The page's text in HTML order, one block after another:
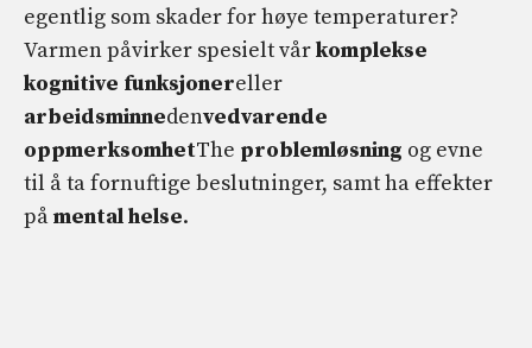
egentlig som skader for høye temperaturer?
Varmen påvirker spesielt vårkomplekse
kognitive funksjonereller
arbeidsminnedenvedvarende
oppmerksomhetThe problemløsning og evne
til å ta fornuftige beslutninger, samt ha effekter
påmental helse.